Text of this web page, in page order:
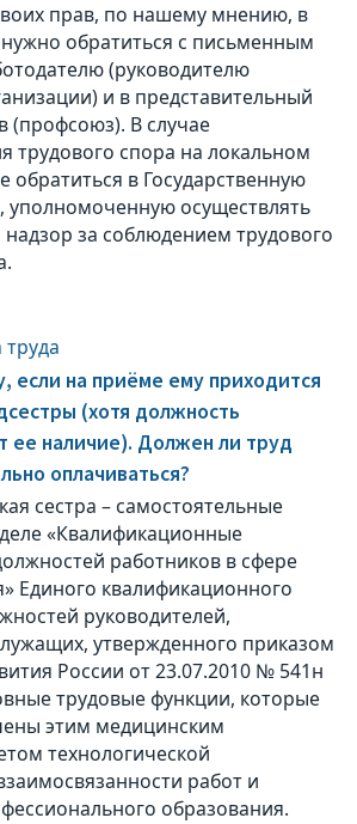
прав, по нашему мнению, в
обратиться с письменным
(руководителю
и в представительный
(профсоюз). В случае
трудового спора на локальном
обратиться в Государственную
уполномоченную осуществлять
надзор за соблюдением трудового
если на приёме ему приходится
(хотя должность
ее наличие). Должен ли труд
оплачиваться?
сестра – самостоятельные
«Квалификационные
работников в сфере
Единого квалификационного
руководителей,
утвержденного приказом
России от 23.07.2010 № 541н
трудовые функции, которые
этим медицинским
технологической
работ и
образования.